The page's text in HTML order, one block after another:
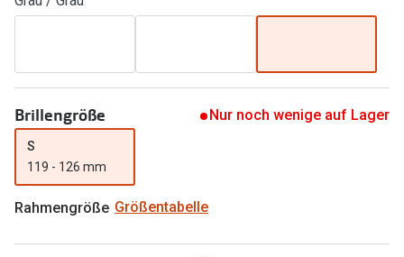
Alle Brillen Ratgeber
Angebote
Brillen 2 für 1
20% auf selbsttönende Gläser
Back to School: 50% auf die zweite Kinderbrille
Ray-Ban
Oakley
Brillengröße Nur noch wenige auf Lager
S
119 - 126 mm
Rahmengröße Größentabelle